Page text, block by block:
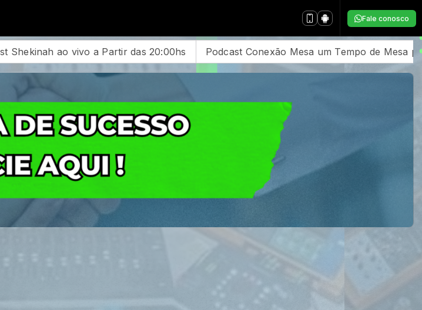
Fale conosco
Podcast Conexão Mesa um Tempo de Mesa para a Familía Todas as Quartas as